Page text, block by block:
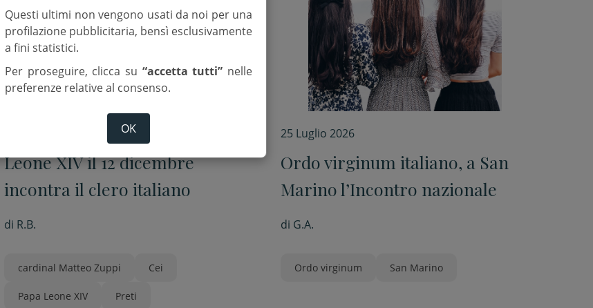
Leone XIV il 12 dicembre
incontra il clero italiano
di R.B.
cardinal Matteo Zuppi Cei
Papa Leone XIV Preti
25 Luglio 2026
Ordo virginum italiano, a San
Marino l’Incontro nazionale
di G.A.
Ordo virginum San Marino
Questi ultimi non vengono usati da noi per una
profilazione pubblicitaria, bensì esclusivamente
a fini statistici.
Per proseguire, clicca su “accetta tutti” nelle
preferenze relative al consenso.
OK